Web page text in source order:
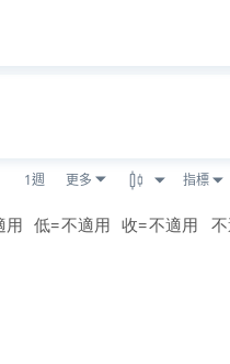
1週 更多 指標